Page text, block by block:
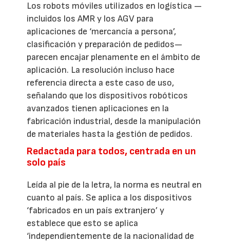
Los robots móviles utilizados en logística —
incluidos los AMR y los AGV para
aplicaciones de ‘mercancía a persona’,
clasificación y preparación de pedidos—
parecen encajar plenamente en el ámbito de
aplicación. La resolución incluso hace
referencia directa a este caso de uso,
señalando que los dispositivos robóticos
avanzados tienen aplicaciones en la
fabricación industrial, desde la manipulación
de materiales hasta la gestión de pedidos.
Redactada para todos, centrada en un
solo país
Leída al pie de la letra, la norma es neutral en
cuanto al país. Se aplica a los dispositivos
‘fabricados en un país extranjero’ y
establece que esto se aplica
‘independientemente de la nacionalidad de